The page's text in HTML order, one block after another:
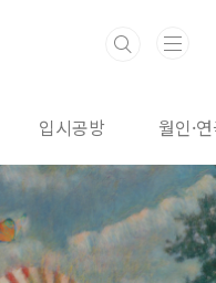
입시공방 월인·